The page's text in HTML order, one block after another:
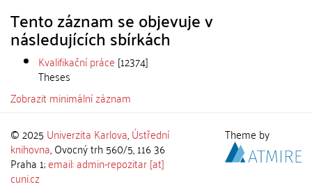
Tento záznam se objevuje v
následujících sbírkách
Kvalifikační práce [12374]
Theses
Zobrazit minimální záznam
© 2025 Univerzita Karlova,Ústřední
knihovna, Ovocný trh 560/5, 116 36
Praha 1;email: admin-repozitar [at]
cuni.cz
Theme by